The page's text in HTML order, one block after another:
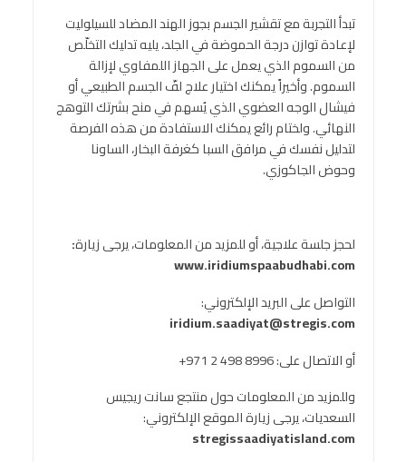
تبدأ التجربة مع تقشير الجسم بجوز الهند المضاد للسيلوليت
لإعادة توازن درجة الحموضة في الجلد، يليه تدليك التخلّص
من السموم الذي يعمل على الجهاز اللمفاوي لإزالة
السموم. وأخيراً يمكنك اختيار علاج لفّ الجسم الطبيعي أو
فيشال الوجه العضوي الذي يُسهم في منح بشرتك التوهج
النهائي. ولختام رائع يمكنك الاستفادة من هذه الفرصة
لتدليل نفسك في مرافق السبا كغرفة البخار، الساونا
وحوض الجاكوزي.
لحجز جلسة علاجية، أو للمزيد من المعلومات، يرجى زيارة:
www.iridiumspaabudhabi.com
التواصل على البريد الإلكتروني:
iridium.saadiyat@stregis.com
أو الاتصال على: 8996 498 2 971+
وللمزيد من المعلومات حول منتجع سانت ريجيس
السعديات، يرجى زيارة الموقع الإلكتروني:
stregissaadiyatisland.com